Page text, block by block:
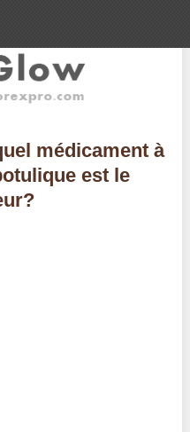
médicament à
est le